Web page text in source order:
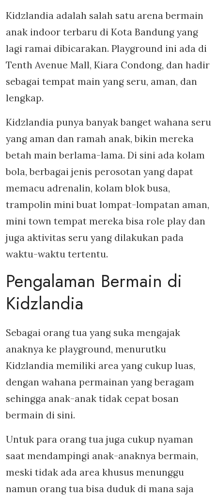
Kidzlandia adalah salah satu arena bermain
anak indoor terbaru di Kota Bandung yang
lagi ramai dibicarakan. Playground ini ada di
Tenth Avenue Mall, Kiara Condong, dan hadir
sebagai tempat main yang seru, aman, dan
lengkap.
Kidzlandia punya banyak banget wahana seru
yang aman dan ramah anak, bikin mereka
betah main berlama-lama. Di sini ada kolam
bola, berbagai jenis perosotan yang dapat
memacu adrenalin, kolam blok busa,
trampolin mini buat lompat-lompatan aman,
mini town tempat mereka bisa role play dan
juga aktivitas seru yang dilakukan pada
waktu-waktu tertentu.
Pengalaman Bermain di
Kidzlandia
Sebagai orang tua yang suka mengajak
anaknya ke playground, menurutku
Kidzlandia memiliki area yang cukup luas,
dengan wahana permainan yang beragam
sehingga anak-anak tidak cepat bosan
bermain di sini.
Untuk para orang tua juga cukup nyaman
saat mendampingi anak-anaknya bermain,
meski tidak ada area khusus menunggu
namun orang tua bisa duduk di mana saja